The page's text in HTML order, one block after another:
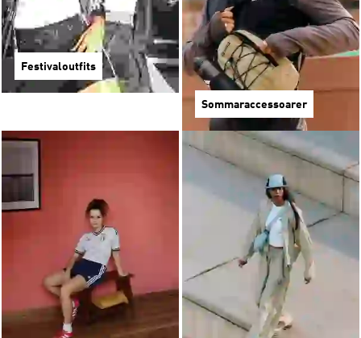
Festivaloutfits
Sommaraccessoarer